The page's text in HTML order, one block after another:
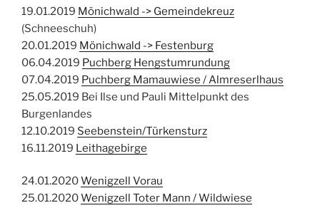
19.01.2019 Mönichwald -> Gemeindekreuz
(Schneeschuh)
20.01.2019 Mönichwald -> Festenburg
06.04.2019 Puchberg Hengstumrundung
07.04.2019 Puchberg Mamauwiese / Almreserlhaus
25.05.2019 Bei Ilse und Pauli Mittelpunkt des
Burgenlandes
12.10.2019 Seebenstein/Türkensturz
16.11.2019 Leithagebirge
24.01.2020Wenigzell Vorau
25.01.2020Wenigzell Toter Mann / Wildwiese